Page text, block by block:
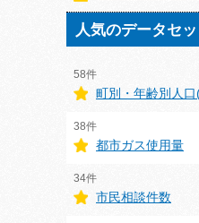
人気のデータセッ
58件
町別・年齢別人
38件
都市ガス使用量
34件
市民相談件数